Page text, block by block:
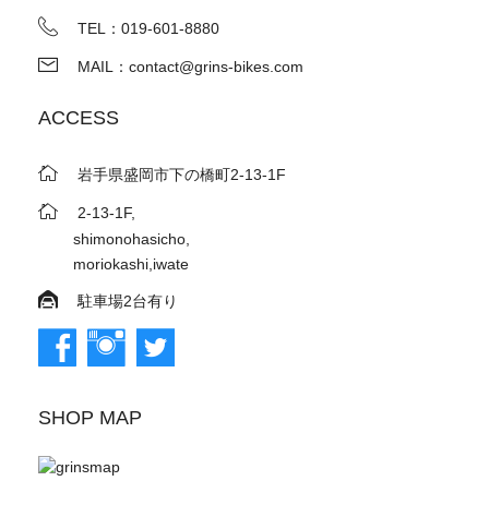
TEL：019-601-8880
MAIL：contact@grins-bikes.com
ACCESS
岩手県盛岡市下の橋町2-13-1F
2-13-1F,
shimonohasicho,
moriokashi,iwate
駐車場2台有り
SHOP MAP